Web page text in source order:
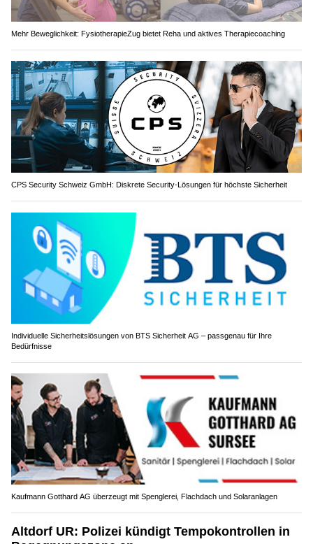
Mehr Beweglichkeit: FysiotherapieZug bietet Reha und aktives Therapiecoaching
CPS Security Schweiz GmbH: Diskrete Security-Lösungen für höchste Sicherheit
Individuelle Sicherheitslösungen von BTS Sicherheit AG – passgenau für Ihre
Bedürfnisse
Kaufmann Gotthard AG überzeugt mit Spenglerei, Flachdach und Solaranlagen
Altdorf UR: Polizei kündigt Tempokontrollen in